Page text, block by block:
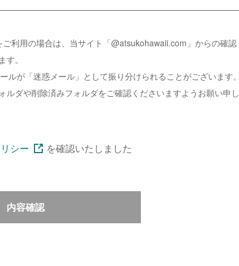
利用の場合は、当サイト「@atsukohawaii.com」からの確認
。
が「迷惑メール」として振り分けられることがございます。
ダや削除済みフォルダをご確認くださいますようお願い申し
シー を確認いたしました
内容確認